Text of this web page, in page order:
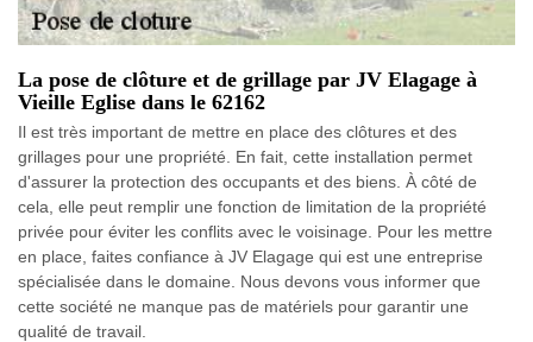
La pose de clôture et de grillage par JV Elagage à
Vieille Eglise dans le 62162
Il est très important de mettre en place des clôtures et des
grillages pour une propriété. En fait, cette installation permet
d'assurer la protection des occupants et des biens. À côté de
cela, elle peut remplir une fonction de limitation de la propriété
privée pour éviter les conflits avec le voisinage. Pour les mettre
en place, faites confiance à JV Elagage qui est une entreprise
spécialisée dans le domaine. Nous devons vous informer que
cette société ne manque pas de matériels pour garantir une
qualité de travail.